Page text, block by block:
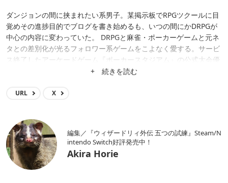
ダンジョンの間に挟まれたい系男子。某掲示板でRPGツクールに目
覚めその進捗目的でブログを書き始めるも、いつの間にかDRPGが
中心の内容に変わっていた。 DRPGと麻雀・ポーカーゲームと元ネ
タとの差別化が光るフォロワー系ゲームをこよなく愛する。サービ
ス終了したアーケードゲーム『ポーカースタジアム』の公式大会優
勝という凄いんだか凄くないんだかわからない肩書きも持つ。
+ 続きを読む
URL X
編集／『ウィザードリィ外伝 五つの試練』Steam/N
intendo Switch好評発売中！
Akira Horie